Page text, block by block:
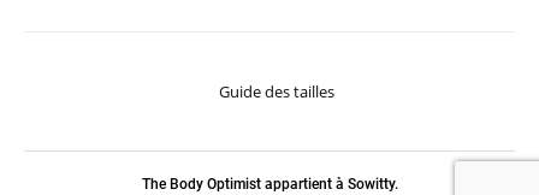
Guide des tailles
The Body Optimist appartient à Sowitty.